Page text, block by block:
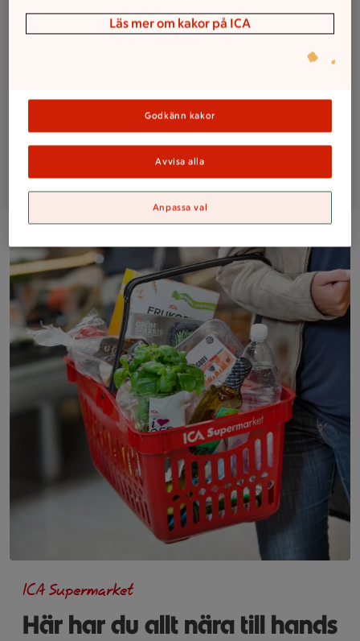
Lediga jobb
Om butiken
Kundkorg fylld med varor på ICA Supermarket
Här har du allt nära till hands
ICA Supermarket
Läs mer om kakor på ICA
Godkänn kakor
Avvisa alla
Anpassa val